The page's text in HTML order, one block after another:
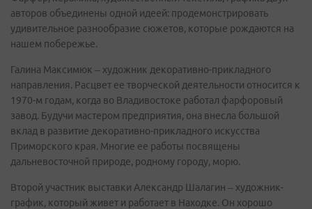
авторов объединены одной идеей: продемонстрировать
удивительное разнообразие сюжетов, которые рождаются на
нашем побережье.
Галина Максимюк – художник декоративно-прикладного
направления. Расцвет ее творческой деятельности относится к
1970-м годам, когда во Владивостоке работал фарфоровый
завод. Будучи мастером предприятия, она внесла большой
вклад в развитие декоративно-прикладного искусства
Приморского края. Многие ее работы посвящены
дальневосточной природе, родному городу, морю.
Второй участник выставки Александр Шалагин – художник-
график, который живет и работает в Находке. Он хорошо